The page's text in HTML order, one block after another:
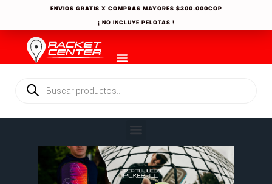
ENVIOS GRATIS X COMPRAS MAYORES $300.000COP
¡ NO INCLUYE PELOTAS !